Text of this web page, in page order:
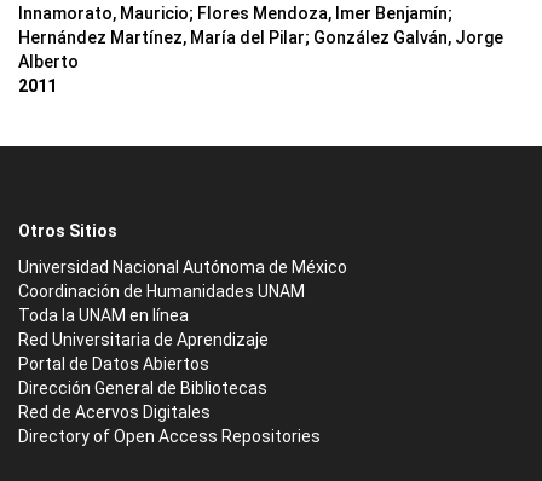
Innamorato, Mauricio; Flores Mendoza, Imer Benjamín;
Hernández Martínez, María del Pilar; González Galván, Jorge
Alberto
2011
Otros Sitios
Universidad Nacional Autónoma de México
Coordinación de Humanidades UNAM
Toda la UNAM en línea
Red Universitaria de Aprendizaje
Portal de Datos Abiertos
Dirección General de Bibliotecas
Red de Acervos Digitales
Directory of Open Access Repositories